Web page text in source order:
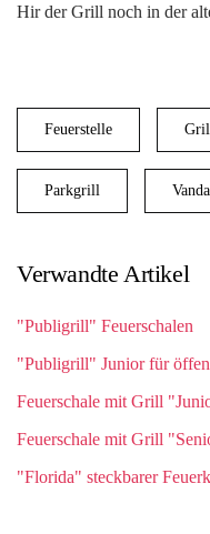
Hir der Grill noch in der
Feuerstelle
Parkgrill
Verwandte Artikel
"Publigrill" Feuerschalen
"Publigrill" Junior für
Feuerschale mit Grill
Feuerschale mit Grill
"Florida" steckbarer